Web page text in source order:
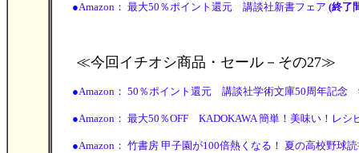
●Amazon： 最大50％ポイント還元 講談社新書フェア (終了
≪今回イチオシ商品・セール －その27≫
●Amazon： 50％ポイント還元 講談社学術文庫50周年記念
●Amazon： 最大50％OFF KADOKAWA 簡単！美味い！レシ
●Amazon： 竹書房 甲子園が100倍熱くなる！ 夏の高校野球